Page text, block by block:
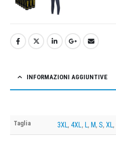
INFORMAZIONI AGGIUNTIVE
Taglia 3XL,4XL, L, M,S,XL,